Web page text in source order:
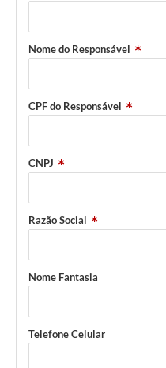
Nome do Responsável
CPF do Responsável
CNPJ
Razão Social
Nome Fantasia
Telefone Celular